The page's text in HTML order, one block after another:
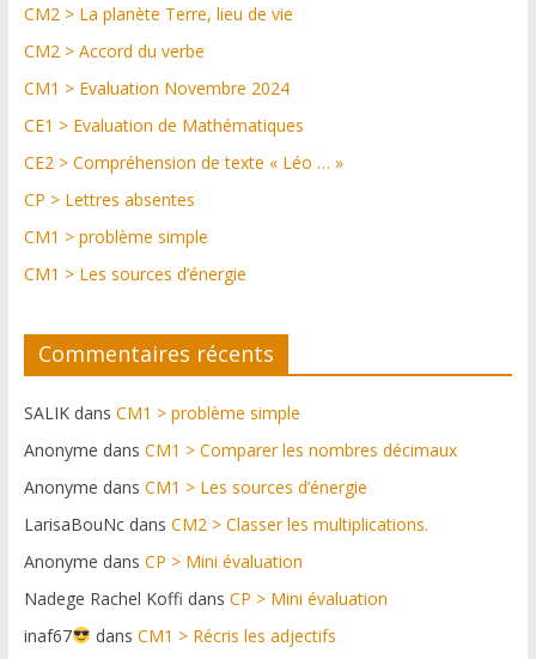
CM2 > La planète Terre, lieu de vie
CM2 > Accord du verbe
CM1 > Evaluation Novembre 2024
CE1 > Evaluation de Mathématiques
CE2 > Compréhension de texte « Léo … »
CP > Lettres absentes
CM1 > problème simple
CM1 > Les sources d’énergie
Commentaires récents
SALIKdans CM1 > problème simple
Anonyme dans CM1 > Comparer les nombres décimaux
Anonyme dans CM1 > Les sources d’énergie
LarisaBouNcdans CM2 > Classer les multiplications.
Anonyme dans CP > Mini évaluation
Nadege Rachel Koffi dans CP > Mini évaluation
inaf67
dans CM1 > Récris les adjectifs